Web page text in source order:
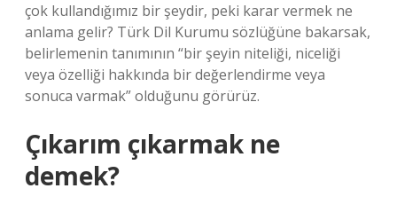
çok kullandığımız bir şeydir, peki karar vermek ne
anlama gelir? Türk Dil Kurumu sözlüğüne bakarsak,
belirlemenin tanımının “bir şeyin niteliği, niceliği
veya özelliği hakkında bir değerlendirme veya
sonuca varmak” olduğunu görürüz.
Çıkarım çıkarmak ne
demek?